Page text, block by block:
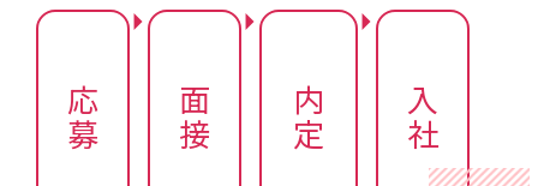
応募 面接 内定 入社